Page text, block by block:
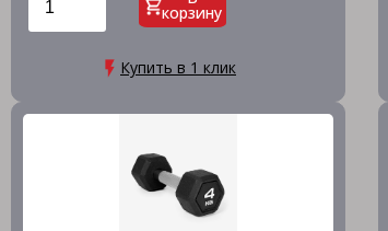
корзину
Купить в 1 клик